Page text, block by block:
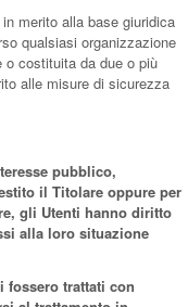
merito alla base giuridica
qualsiasi organizzazione
o costituita da due o più
alle misure di sicurezza
pubblico,
il Titolare oppure per
gli Utenti hanno diritto
alla loro situazione
fossero trattati con